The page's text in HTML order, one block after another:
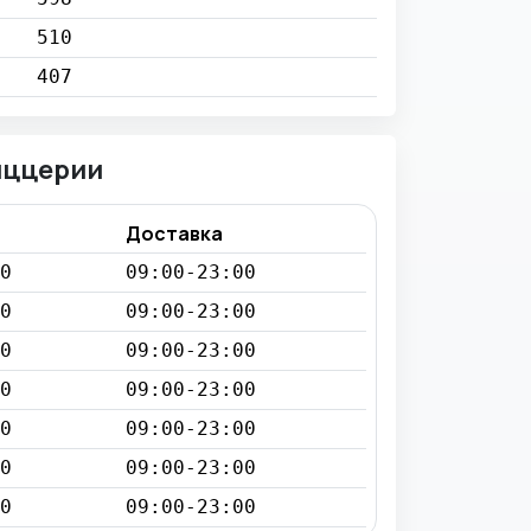
510
407
Доставка
09:00-23:00
09:00-23:00
09:00-23:00
09:00-23:00
09:00-23:00
09:00-23:00
09:00-23:00